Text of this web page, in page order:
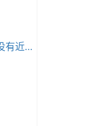
奥体蓝梦(水韵？)体验，有没有近期去过的聊聊？